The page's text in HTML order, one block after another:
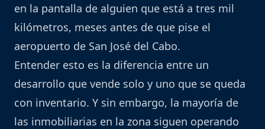
en la pantalla de alguien que está a tres mil
kilómetros, meses antes de que pise el
aeropuerto de San José del Cabo.
Entender esto es la diferencia entre un
desarrollo que vende solo y uno que se queda
con inventario. Y sin embargo, la mayoría de
las inmobiliarias en la zona siguen operando